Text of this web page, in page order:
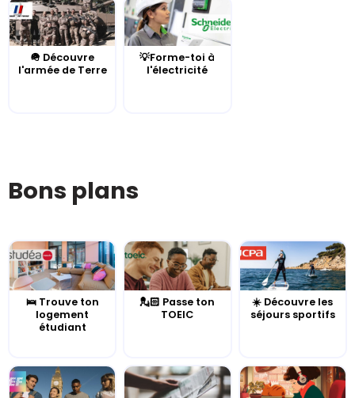
🪖 Découvre
l'armée de Terre
💡Forme-toi à
l'électricité
Bons plans
🛌 Trouve ton
logement
étudiant
💂🏻 Passe ton
TOEIC
☀️ Découvre les
séjours sportifs